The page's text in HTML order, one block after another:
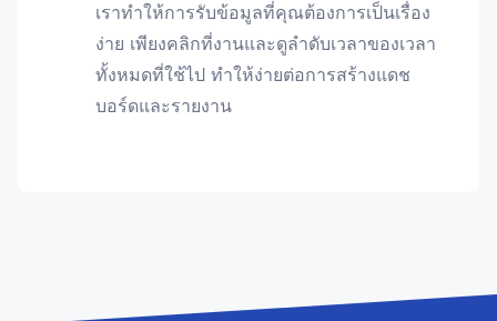
เราทำให้การรับข้อมูลที่คุณต้องการเป็นเรื่อง
ง่าย เพียงคลิกที่งานและดูลำดับเวลาของเวลา
ทั้งหมดที่ใช้ไป ทำให้ง่ายต่อการสร้างแดช
บอร์ดและรายงาน